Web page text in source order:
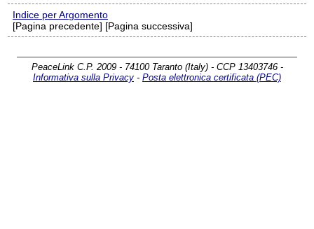
Indice per Argomento
[Pagina precedente] [Pagina successiva]
PeaceLink C.P. 2009 - 74100 Taranto (Italy) - CCP 13403746 -
Informativa sulla Privacy - Posta elettronica certificata (PEC)